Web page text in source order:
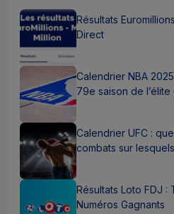
Résultats
Direct
Calendrier NBA
79e saison de
Calendrier UFC :
combats sur
Résultats Loto FDJ
Numéros Gagnants